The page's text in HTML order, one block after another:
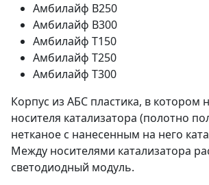
Амбилайф В250
Амбилайф В300
Амбилайф Т150
Амбилайф Т250
Амбилайф Т300
Корпус из АБС пластика, в котором
носителя катализатора (полотно
нетканое с нанесенным на него
Между носителями катализатора
светодиодный модуль.